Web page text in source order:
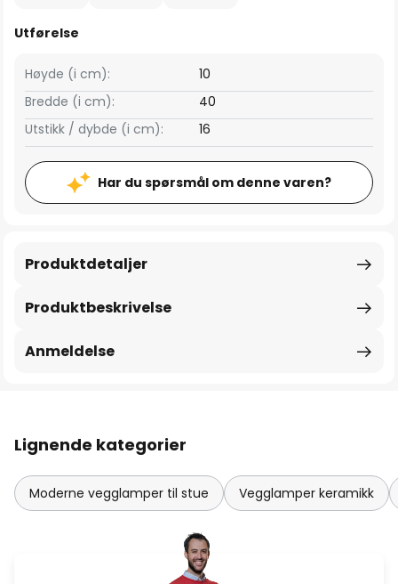
Utførelse
Bredde (i cm): 40
Høyde (i cm): 10
Utstikk / dybde (i cm): 16
Har du spørsmål om denne varen?
Produktbeskrivelse
Produktdetaljer
Anmeldelse
Lignende kategorier
Moderne vegglamper til stue Vegglamper keramikk